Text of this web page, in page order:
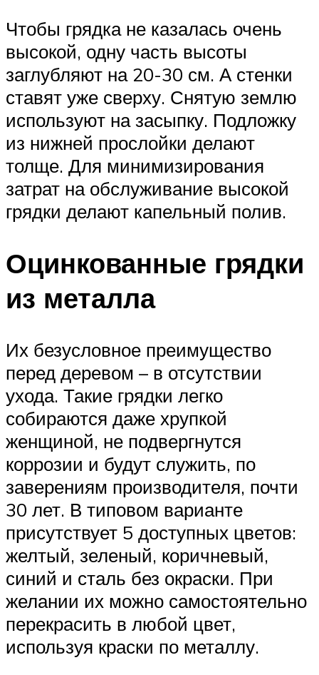
Чтобы грядка не казалась очень
высокой, одну часть высоты
заглубляют на 20-30 см. А стенки
ставят уже сверху. Снятую землю
используют на засыпку. Подложку
из нижней прослойки делают
толще. Для минимизирования
затрат на обслуживание высокой
грядки делают капельный полив.
Оцинкованные грядки
из металла
Их безусловное преимущество
перед деревом – в отсутствии
ухода. Такие грядки легко
собираются даже хрупкой
женщиной, не подвергнутся
коррозии и будут служить, по
заверениям производителя, почти
30 лет. В типовом варианте
присутствует 5 доступных цветов:
желтый, зеленый, коричневый,
синий и сталь без окраски. При
желании их можно самостоятельно
перекрасить в любой цвет,
используя краски по металлу.